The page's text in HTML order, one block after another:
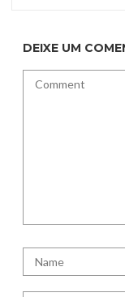
DEIXE UM